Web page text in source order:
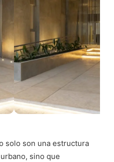
solo son una estructura
sino que